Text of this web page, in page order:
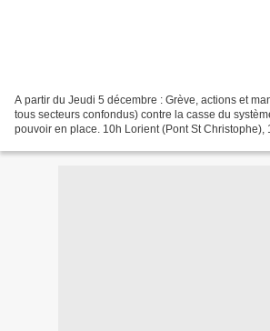
A partir du Jeudi 5 décembre : Grève, actions et
tous secteurs confondus) contre la casse du
pouvoir en place. 10h Lorient (Pont St Christophe),